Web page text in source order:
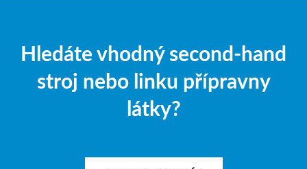
Hledáte vhodný second-hand
stroj nebo linku přípravny
látky?